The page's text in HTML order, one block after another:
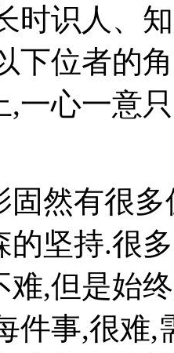
时识人、
下位者的
,一心一意
有很多
的坚持.很
难,但是始
件事,很难,